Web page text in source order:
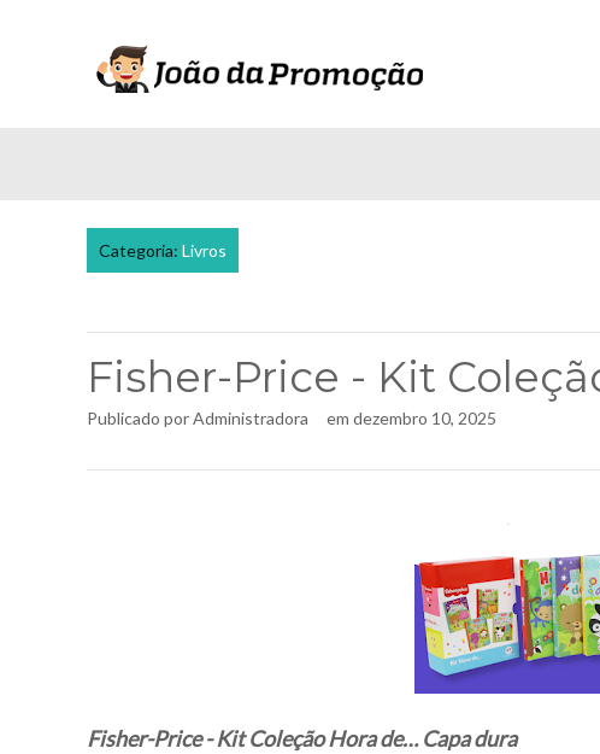
Categoria: Livros
Fisher-Price - Kit
Publicado porAdministradora em dezembro 10, 2025
Fisher-Price - Kit Coleção Hora de… Capa dura